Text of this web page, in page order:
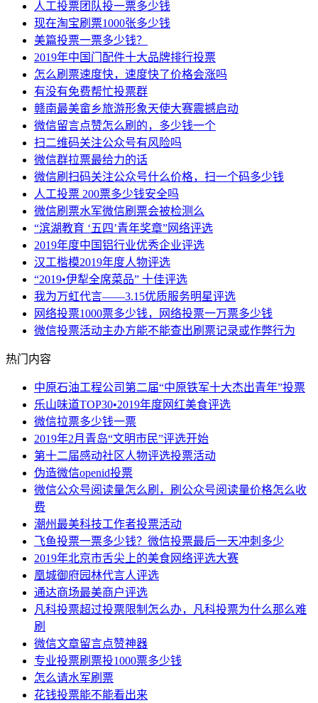
人工投票团队投一票多少钱
现在淘宝刷票1000张多少钱
美篇投票一票多少钱？
2019年中国门配件十大品牌排行投票
怎么刷票速度快，速度快了价格会涨吗
有没有免费帮忙投票群
赣南最美畲乡旅游形象天使大赛震撼启动
微信留言点赞怎么刷的，多少钱一个
扫二维码关注公众号有风险吗
微信群拉票最给力的话
微信刷扫码关注公众号什么价格，扫一个码多少钱
人工投票 200票多少钱安全吗
微信刷票水军微信刷票会被检测么
“滨湖教育 ‘五四’青年奖章”网络评选
2019年度中国铝行业优秀企业评选
汉工楷模2019年度人物评选
“2019•伊犁全席菜品” 十佳评选
我为万虹代言——3.15优质服务明星评选
网络投票1000票多少钱，网络投票一万票多少钱
微信投票活动主办方能不能查出刷票记录或作弊行为
热门内容
中原石油工程公司第二届“中原铁军十大杰出青年”投票
乐山味道TOP30•2019年度网红美食评选
微信拉票多少钱一票
2019年2月青岛“文明市民”评选开始
第十二届感动社区人物评选投票活动
伪造微信openid投票
微信公众号阅读量怎么刷，刷公众号阅读量价格怎么收
费
潮州最美科技工作者投票活动
飞鱼投票一票多少钱？微信投票最后一天冲刺多少
2019年北京市舌尖上的美食网络评选大赛
凰城御府园林代言人评选
通达商场最美商户评选
凡科投票超过投票限制怎么办，凡科投票为什么那么难
刷
微信文章留言点赞神器
专业投票刷票投1000票多少钱
怎么请水军刷票
花钱投票能不能看出来